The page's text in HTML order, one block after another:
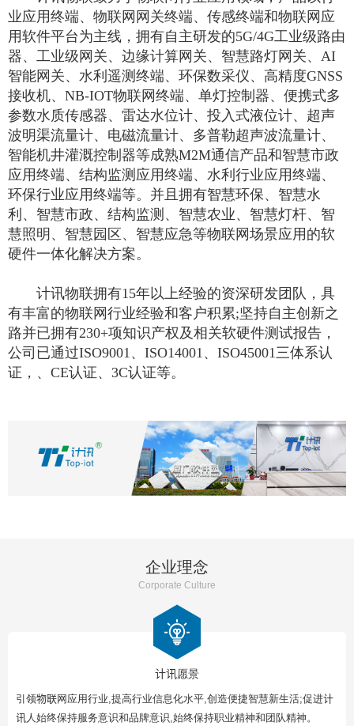
业应用终端、物联网网关终端、传感终端和物联网应
用软件平台为主线，拥有自主研发的5G/4G工业级路由
器、工业级网关、边缘计算网关、智慧路灯网关、AI
智能网关、水利遥测终端、环保数采仪、高精度GNSS
接收机、NB-IOT物联网终端、单灯控制器、便携式多
参数水质传感器、雷达水位计、投入式液位计、超声
波明渠流量计、电磁流量计、多普勒超声波流量计、
智能机井灌溉控制器等成熟M2M通信产品和智慧市政
应用终端、结构监测应用终端、水利行业应用终端、
环保行业应用终端等。并且拥有智慧环保、智慧水
利、智慧市政、结构监测、智慧农业、智慧灯杆、智
慧照明、智慧园区、智慧应急等物联网场景应用的软
硬件一体化解决方案。
计讯物联拥有15年以上经验的资深研发团队，具
有丰富的物联网行业经验和客户积累;坚持自主创新之
路并已拥有230+项知识产权及相关软硬件测试报告，
公司已通过ISO9001、ISO14001、ISO45001三体系认
证，、CE认证、3C认证等。
企业理念
Corporate Culture
计讯愿景
引领物联网应用行业,提高行业信息化水平,创造便捷智慧新生活;促进计
讯人始终保持服务意识和品牌意识,始终保持职业精神和团队精神。